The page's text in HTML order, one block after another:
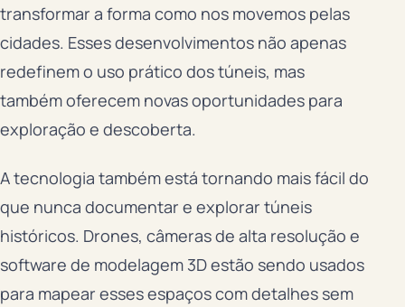
transformar a forma como nos movemos pelas
cidades. Esses desenvolvimentos não apenas
redefinem o uso prático dos túneis, mas
também oferecem novas oportunidades para
exploração e descoberta.
A tecnologia também está tornando mais fácil do
que nunca documentar e explorar túneis
históricos. Drones, câmeras de alta resolução e
software de modelagem 3D estão sendo usados
para mapear esses espaços com detalhes sem